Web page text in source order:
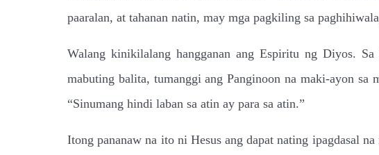
paaralan, at tahanan natin, may mga pagkiling sa
Walang kinikilalang hangganan ang Espiritu ng Diyos.
mabuting balita, tumanggi ang Panginoon na maki-ayon sa
“Sinumang hindi laban sa atin ay para sa atin.”
Itong pananaw na ito ni Hesus ang dapat nating ipagdasal